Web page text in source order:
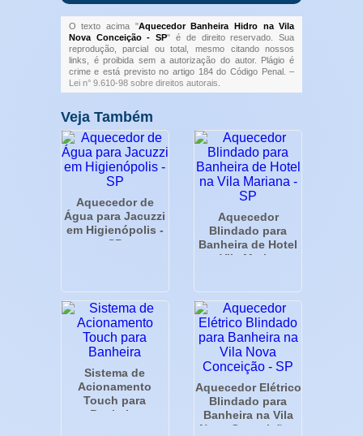
O texto acima "Aquecedor Banheira Hidro na Vila
Nova Conceição - SP" é de direito reservado. Sua
reprodução, parcial ou total, mesmo citando nossos
links, é proibida sem a autorização do autor. Plágio é
crime e está previsto no artigo 184 do Código Penal. –
Lei n° 9.610-98 sobre direitos autorais
Veja Também
Aquecedor de
Água para Jacuzzi
em Higienópolis -
SP
Aquecedor
Blindado para
Banheira de Hotel
na Vila Mariana -
Sistema de
Acionamento
Touch para
Banheira
Aquecedor Elétrico
Blindado para
Banheira na Vila
Nova Conceição -